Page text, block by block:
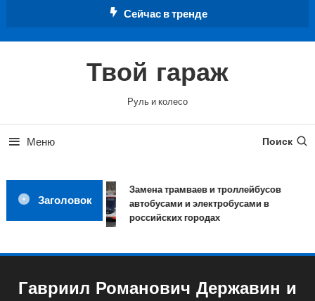
Сейчас в тренде
Твой гараж
Руль и колесо
Меню Поиск
Заголовок
Замена трамваев и троллейбусов
автобусами и электробусами в
российских городах
Гавриил Романович Державин и